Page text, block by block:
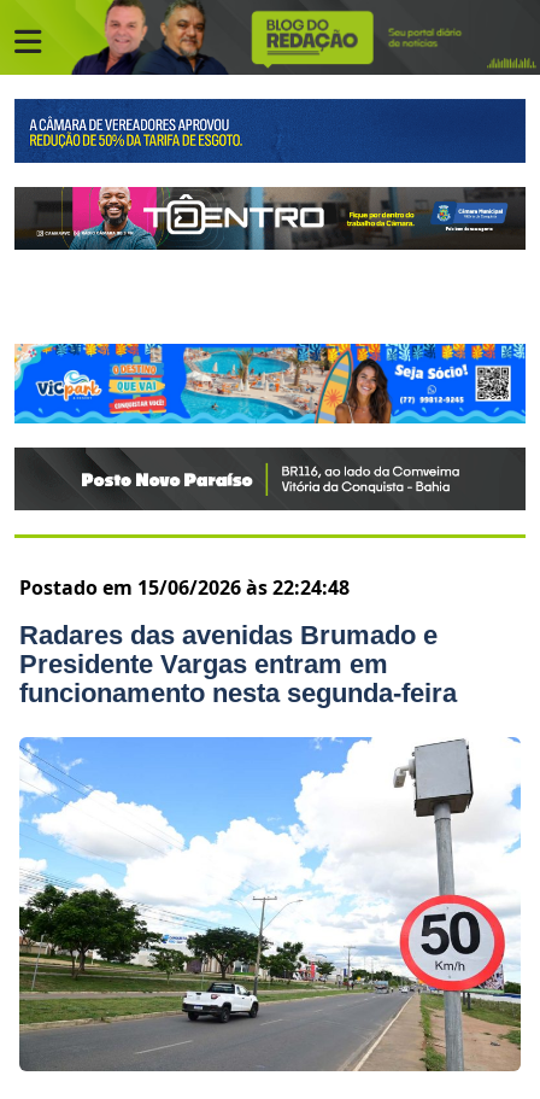
Postado em 15/06/2026 às 22:24:48
Radares das avenidas Brumado e
Presidente Vargas entram em
funcionamento nesta segunda-feira